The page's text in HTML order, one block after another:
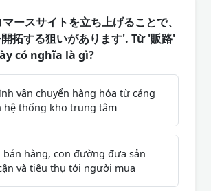
ースサイトを立ち上げることで、
拓する狙いがあります'. Từ '販路'
có nghĩa là gì?
vận chuyển hàng hóa từ cảng
hệ thống kho trung tâm
bán hàng, con đường đưa sản
và tiêu thụ tới người mua